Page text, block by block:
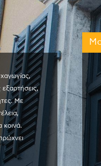
εξαρτήσεις,
Με
κοινά.